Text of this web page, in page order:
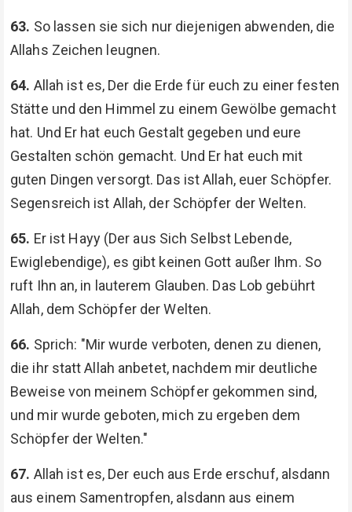
63. So lassen sie sich nur diejenigen abwenden, die
Allahs Zeichen leugnen.
64. Allah ist es, Der die Erde für euch zu einer festen
Stätte und den Himmel zu einem Gewölbe gemacht
hat. Und Er hat euch Gestalt gegeben und eure
Gestalten schön gemacht. Und Er hat euch mit
guten Dingen versorgt. Das ist Allah, euer Schöpfer.
Segensreich ist Allah, der Schöpfer der Welten.
65. Er ist Hayy (Der aus Sich Selbst Lebende,
Ewiglebendige), es gibt keinen Gott außer Ihm. So
ruft Ihn an, in lauterem Glauben. Das Lob gebührt
Allah, dem Schöpfer der Welten.
66. Sprich: "Mir wurde verboten, denen zu dienen,
die ihr statt Allah anbetet, nachdem mir deutliche
Beweise von meinem Schöpfer gekommen sind,
und mir wurde geboten, mich zu ergeben dem
Schöpfer der Welten."
67. Allah ist es, Der euch aus Erde erschuf, alsdann
aus einem Samentropfen, alsdann aus einem